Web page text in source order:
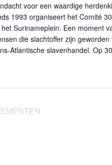
voor een waardige
1993 organiseert het Comité
Surinameplein. Een moment
die slachtoffer zijn
Atlantische slavenhandel. Op